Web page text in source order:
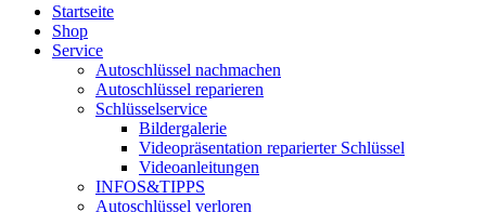
Startseite
Shop
Service
Autoschlüssel nachmachen
Autoschlüssel reparieren
Schlüsselservice
Bildergalerie
Videopräsentation reparierter Schlüssel
Videoanleitungen
INFOS&TIPPS
Autoschlüssel verloren